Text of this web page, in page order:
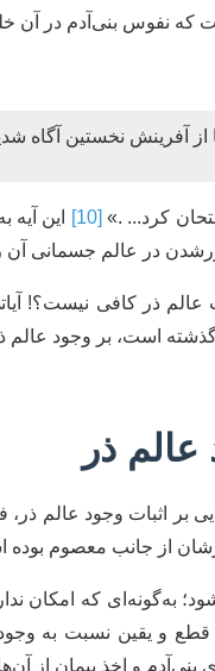
که نفوس بنی‌آدم در آن
آفرينش نخستین آگاه
کرد... .» [10]
این
در عالم جسمانی آن
عالم ذر کافی
است، بر وجود
ذر
بر اثبات وجود عالم
از جانب معصوم
که امکان
قطع و یقین نسبت به
و اخذ پیمان از